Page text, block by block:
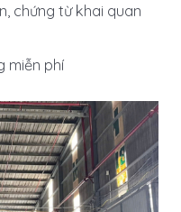
chứng từ khai quan
miễn phí